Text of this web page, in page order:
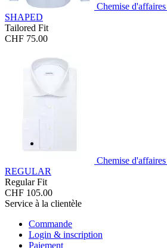
Chemise
SHAPED
Tailored Fit
CHF 75.00
Chemise
REGULAR
Regular Fit
CHF 105.00
Service à la clientèle
Commande
Login & inscription
Paiement